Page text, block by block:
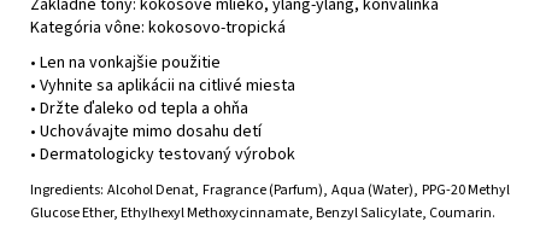
Kategória vône: kokosovo-tropická
• Len na vonkajšie použitie
• Vyhnite sa aplikácii na citlivé miesta
• Držte ďaleko od tepla a ohňa
• Uchovávajte mimo dosahu detí
• Dermatologicky testovaný výrobok
Ingredients: Alcohol Denat, Fragrance (Parfum), Aqua (Water), PPG-20 Methyl
Glucose Ether, Ethylhexyl Methoxycinnamate, Benzyl Salicylate, Coumarin.